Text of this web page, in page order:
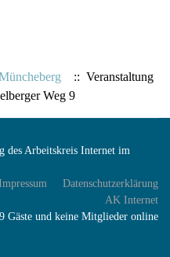
:: Veranstaltung
Weg 9
des Arbeitskreis Internet im
Datenschutzerklärung
AK Internet
Gäste und keine Mitglieder online